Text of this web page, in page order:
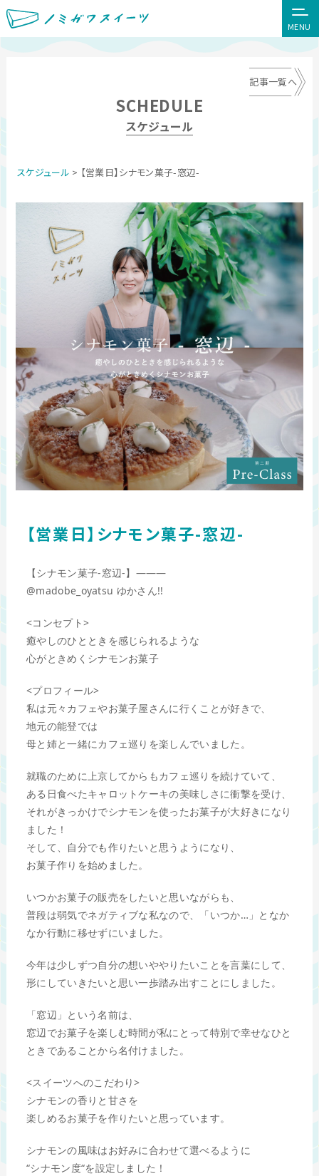
MENU
SCHEDULE
スケジュール
記事一覧へ
スケジュール > 【営業日】シナモン菓子-窓辺-
【営業日】シナモン菓子-窓辺-
【シナモン菓子-窓辺-】———
@madobe_oyatsu ゆかさん!!
<コンセプト>
癒やしのひとときを感じられるような
心がときめくシナモンお菓子
<プロフィール>
私は元々カフェやお菓子屋さんに行くことが好きで、
地元の能登では
母と姉と一緒にカフェ巡りを楽しんでいました。
就職のために上京してからもカフェ巡りを続けていて、
ある日食べたキャロットケーキの美味しさに衝撃を受け、
それがきっかけでシナモンを使ったお菓子が大好きになり
ました！
そして、自分でも作りたいと思うようになり、
お菓子作りを始めました。
いつかお菓子の販売をしたいと思いながらも、
普段は弱気でネガティブな私なので、「いつか…」となか
なか行動に移せずにいました。
今年は少しずつ自分の想いややりたいことを言葉にして、
形にしていきたいと思い一歩踏み出すことにしました。
「窓辺」という名前は、
窓辺でお菓子を楽しむ時間が私にとって特別で幸せなひと
ときであることから名付けました。
<スイーツへのこだわり>
シナモンの香りと甘さを
楽しめるお菓子を作りたいと思っています。
シナモンの風味はお好みに合わせて選べるように
“シナモン度“を設定しました！